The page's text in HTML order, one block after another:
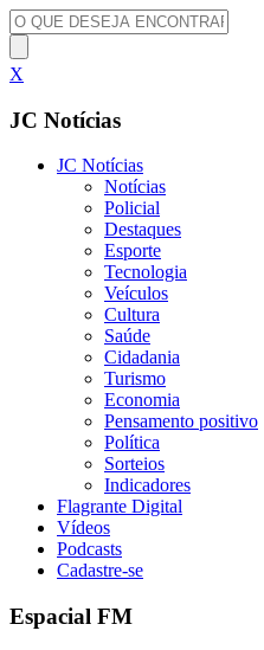
X
JC Notícias
JC Notícias
Notícias
Policial
Destaques
Esporte
Tecnologia
Veículos
Cultura
Saúde
Cidadania
Turismo
Economia
Pensamento positivo
Política
Sorteios
Indicadores
Flagrante Digital
Vídeos
Podcasts
Cadastre-se
Espacial FM